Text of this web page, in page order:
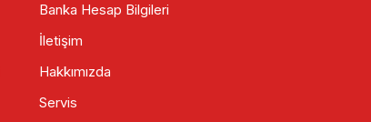
Banka Hesap Bilgileri
İletişim
Hakkımızda
Servis